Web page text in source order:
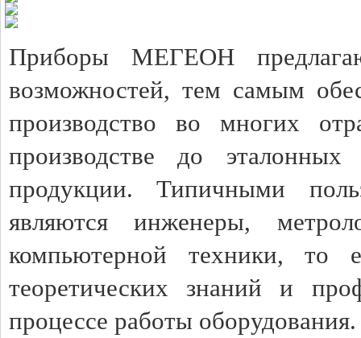
Приборы МЕГЕОН
возможностей, тем самым
производство во многих
производстве до эталонных
продукции. Типичными
являются инженеры,
компьютерной техники, то
теоретических знаний и
процессе работы